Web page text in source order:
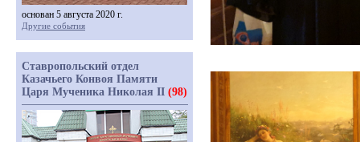
основан 5 августа 2020 г.
Другие события
Ставропольский отдел
Казачьего Конвоя Памяти
Царя Мученика Николая II (98)